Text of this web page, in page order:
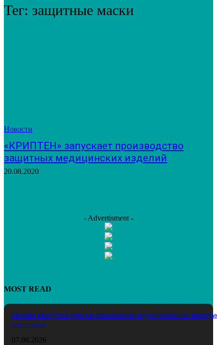
Тег: защитные маски
Новости
«КРИПТЕН» запускает производство
защитных медицинских изделий
20.08.2020
- Advertisment -
MOST READ
Михаил Мишустин призвал использовать наднациональные
кооперации
07.08.2026